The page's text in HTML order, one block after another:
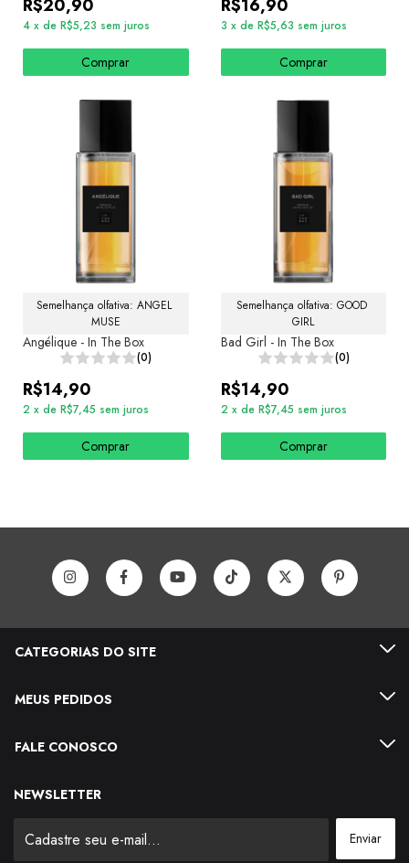
R$20,90
4 x de R$5,23 sem juros
Comprar
R$16,90
3 x de R$5,63 sem juros
Comprar
Semelhança olfativa: ANGEL
MUSE
Angélique - In The Box
(0)
R$14,90
2 x de R$7,45 sem juros
Comprar
Semelhança olfativa: GOOD
GIRL
Bad Girl - In The Box
(0)
R$14,90
2 x de R$7,45 sem juros
Comprar
CATEGORIAS DO SITE
MEUS PEDIDOS
FALE CONOSCO
NEWSLETTER